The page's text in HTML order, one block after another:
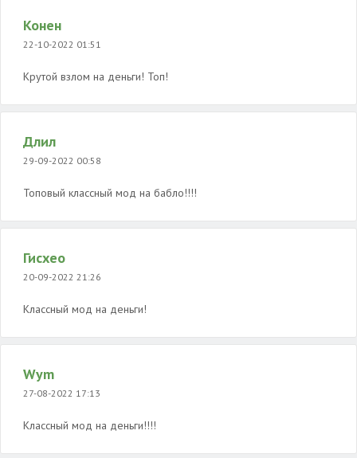
Конен
22-10-2022 01:51
Крутой взлом на деньги! Топ!
Длил
29-09-2022 00:58
Топовый классный мод на бабло!!!!
Гисхео
20-09-2022 21:26
Классный мод на деньги!
Wym
27-08-2022 17:13
Классный мод на деньги!!!!